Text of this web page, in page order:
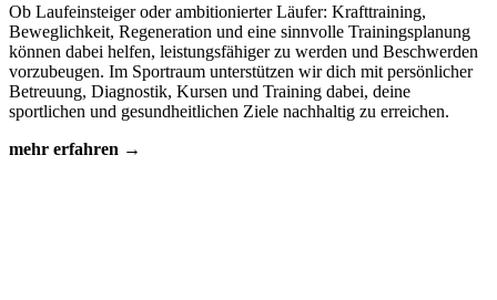
Ob Laufeinsteiger oder ambitionierter Läufer: Krafttraining,
Beweglichkeit, Regeneration und eine sinnvolle Trainingsplanung
können dabei helfen, leistungsfähiger zu werden und Beschwerden
vorzubeugen. Im Sportraum unterstützen wir dich mit persönlicher
Betreuung, Diagnostik, Kursen und Training dabei, deine
sportlichen und gesundheitlichen Ziele nachhaltig zu erreichen.
mehr erfahren →